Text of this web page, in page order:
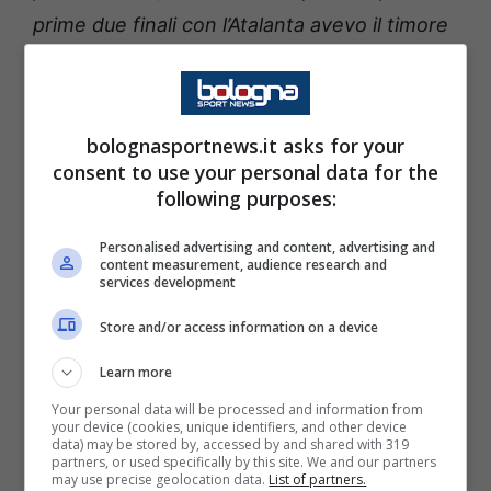
prime due finali con l’Atalanta avevo il timore
Freulerritroverà da avversario Gasperini,
suo allenatore negli anni all’Atalanta.
svizzero ammette che “sarà strano, sì. Ma
Supercoppa il mediano di fiducia di Italiano ci
crede: “Si può fare […]. La squadra è carica,
su questo non ho dubbi. Abbiamo degli
obiettivi che vogliamo raggiungere e
ripartiamo con la giusta cattiveria. In più, oggi
bolognasportnews.it asks for your
consent to use your personal data for the
following purposes:
Personalised advertising and content, advertising and
content measurement, audience research and
services development
Store and/or access information on a device
Learn more
Your personal data will be processed and information from
your device (cookies, unique identifiers, and other device
data) may be stored by, accessed by and shared with 319
partners, or used specifically by this site. We and our partners
may use precise geolocation data. List of partners.